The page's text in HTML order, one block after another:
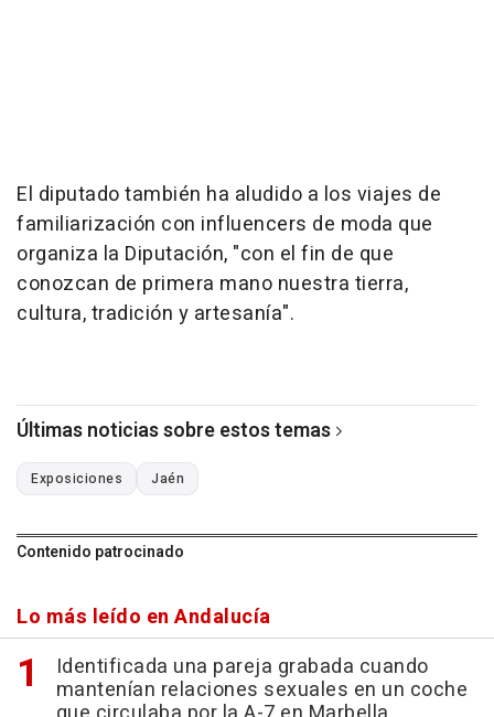
El diputado también ha aludido a los viajes de
familiarización con influencers de moda que
organiza la Diputación, "con el fin de que
conozcan de primera mano nuestra tierra,
cultura, tradición y artesanía".
Últimas noticias sobre estos temas
Exposiciones Jaén
Contenido patrocinado
Lo más leído en Andalucía
Identificada una pareja grabada cuando
mantenían relaciones sexuales en un coche